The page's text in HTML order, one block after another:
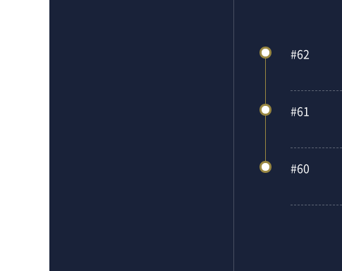
#62
#61
#60